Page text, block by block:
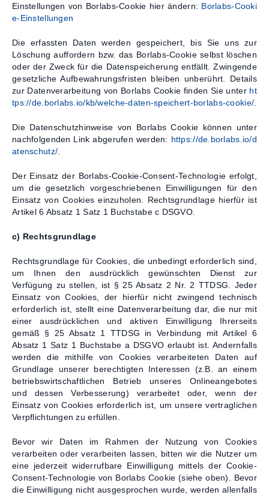
Einstellungen von Borlabs-Cookie hier ändern: Borlabs-Cooki
e-Einstellungen
Die erfassten Daten werden gespeichert, bis Sie uns zur
Löschung auffordern bzw. das Borlabs-Cookie selbst löschen
oder der Zweck für die Datenspeicherung entfällt. Zwingende
gesetzliche Aufbewahrungsfristen bleiben unberührt. Details
zur Datenverarbeitung von Borlabs Cookie finden Sie unter ht
tps://de.borlabs.io/kb/welche-daten-speichert-borlabs-cookie/
Die Datenschutzhinweise von Borlabs Cookie können unter
nachfolgenden Link abgerufen werden: https://de.borlabs.io/d
atenschutz/
Der Einsatz der Borlabs-Cookie-Consent-Technologie erfolgt,
um die gesetzlich vorgeschriebenen Einwilligungen für den
Einsatz von Cookies einzuholen. Rechtsgrundlage hierfür ist
Artikel 6 Absatz 1 Satz 1 Buchstabe c DSGVO.
c) Rechtsgrundlage
Rechtsgrundlage für Cookies, die unbedingt erforderlich sind,
um Ihnen den ausdrücklich gewünschten Dienst zur
Verfügung zu stellen, ist § 25 Absatz 2 Nr. 2 TTDSG. Jeder
Einsatz von Cookies, der hierfür nicht zwingend technisch
erforderlich ist, stellt eine Datenverarbeitung dar, die nur mit
einer ausdrücklichen und aktiven Einwilligung Ihrerseits
gemäß § 25 Absatz 1 TTDSG in Verbindung mit Artikel 6
Absatz 1 Satz 1 Buchstabe a DSGVO erlaubt ist. Andernfalls
werden die mithilfe von Cookies verarbeiteten Daten auf
Grundlage unserer berechtigten Interessen (z.B. an einem
betriebswirtschaftlichen Betrieb unseres Onlineangebotes
und dessen Verbesserung) verarbeitet oder, wenn der
Einsatz von Cookies erforderlich ist, um unsere vertraglichen
Verpflichtungen zu erfüllen.
Bevor wir Daten im Rahmen der Nutzung von Cookies
verarbeiten oder verarbeiten lassen, bitten wir die Nutzer um
eine jederzeit widerrufbare Einwilligung mittels der Cookie-
Consent-Technologie von Borlabs Cookie (siehe oben). Bevor
die Einwilligung nicht ausgesprochen wurde, werden allenfalls